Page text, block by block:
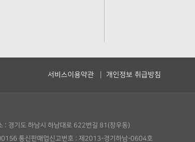
서비스이용약관 개인정보 취급방침
: 경기도 하남시 하남대로 622번길 81(창우동)
통신판매업신고번호 : 제2013-경기하남-0604호